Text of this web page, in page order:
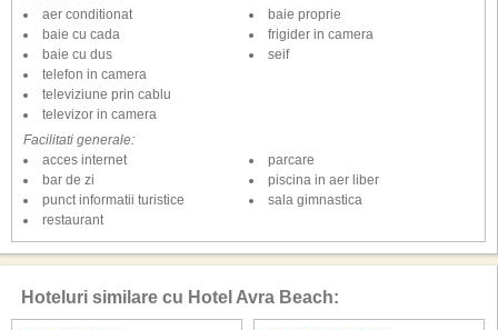
aer conditionat
baie cu cada
baie cu dus
baie proprie
frigider in camera
seif
telefon in camera
televiziune prin cablu
televizor in camera
Facilitati generale:
acces internet
bar de zi
parcare
piscina in aer liber
punct informatii turistice
restaurant
sala gimnastica
Hoteluri similare cu Hotel Avra Beach: